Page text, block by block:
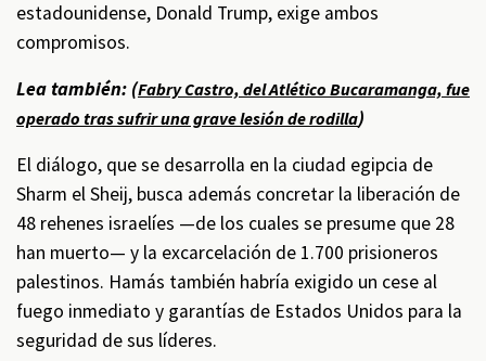
estadounidense, Donald Trump, exige ambos
compromisos.
Lea también: (Fabry Castro, del Atlético Bucaramanga, fue
operado tras sufrir una grave lesión de rodilla)
El diálogo, que se desarrolla en la ciudad egipcia de
Sharm el Sheij, busca además concretar la liberación de
48 rehenes israelíes —de los cuales se presume que 28
han muerto— y la excarcelación de 1.700 prisioneros
palestinos. Hamás también habría exigido un cese al
fuego inmediato y garantías de Estados Unidos para la
seguridad de sus líderes.